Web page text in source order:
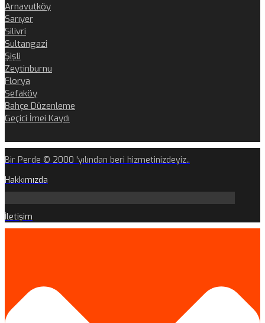
Arnavutköy
Sarıyer
Silivri
Sultangazi
Şişli
Zeytinburnu
Florya
Sefaköy
Bahçe Düzenleme
Geçici İmei Kaydı
Bir Perde © 2000 'yılından beri hizmetinizdeyiz..
Hakkımızda
İletişim